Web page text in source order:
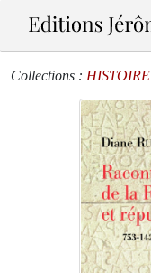
Collections : HISTOIRE